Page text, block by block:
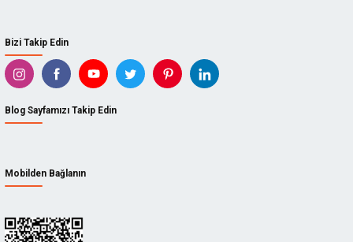
Bizi Takip Edin
Blog Sayfamızı Takip Edin
Mobilden Bağlanın